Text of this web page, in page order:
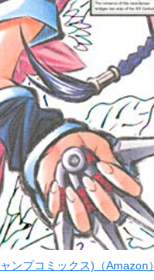
ンプコミックス)（Amazon）